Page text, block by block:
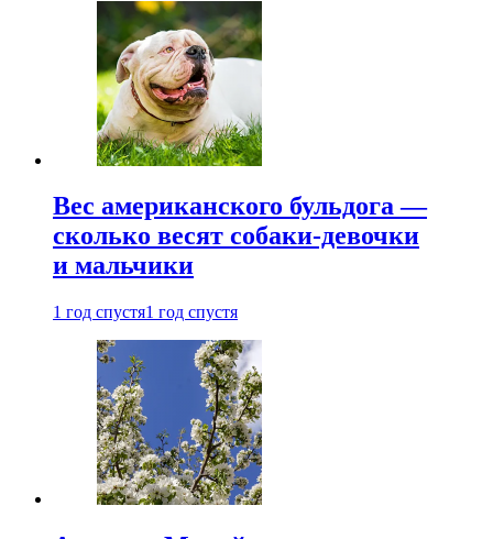
Вес американского бульдога —
сколько весят собаки-девочки
и мальчики
1 год спустя1 год спустя